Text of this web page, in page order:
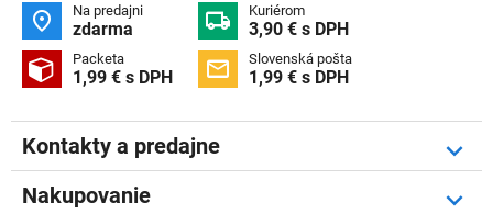
 Na predajni
zdarma  Kuriérom
3,90 € s DPH
 Packeta
1,99 € s DPH  Slovenská pošta
1,99 € s DPH
Kontakty a predajne
Nakupovanie